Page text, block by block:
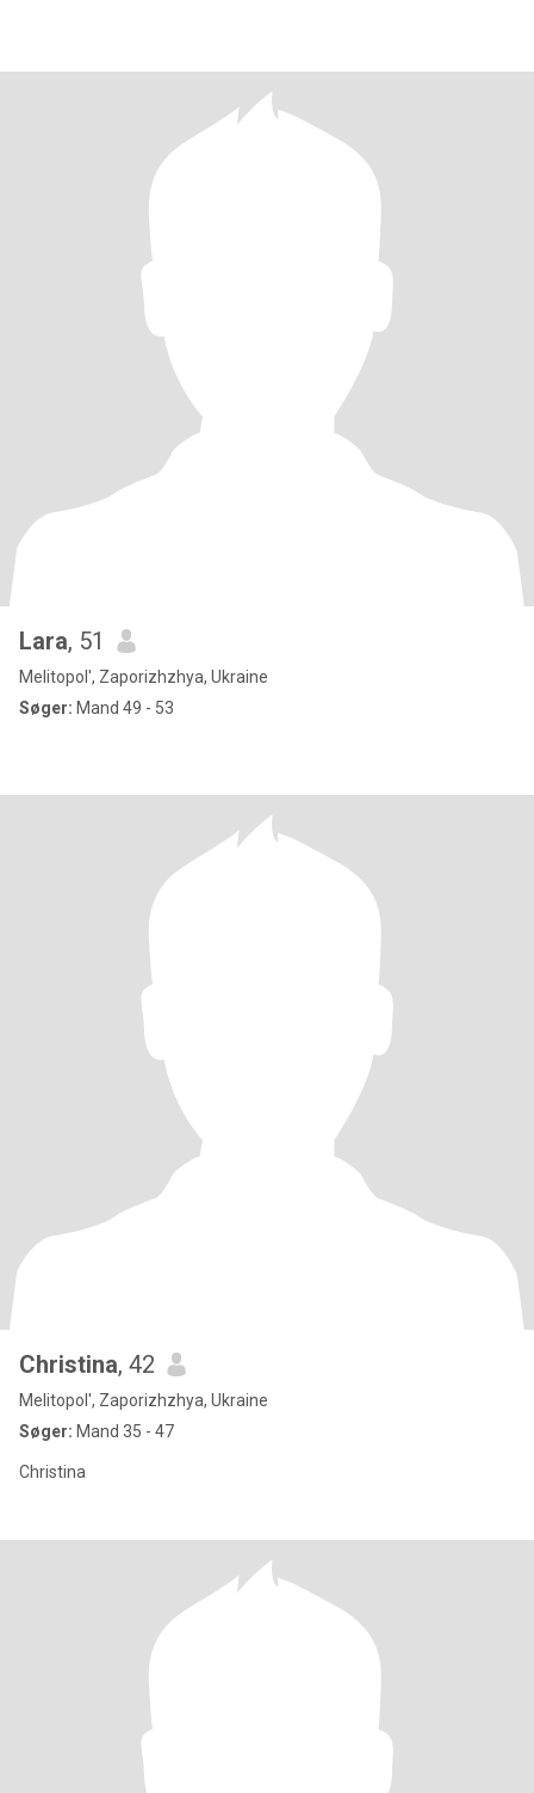
Lara, 51
Melitopol', Zaporizhzhya, Ukraine
Søger: Mand 49 - 53
Christina, 42
Melitopol', Zaporizhzhya, Ukraine
Søger: Mand 35 - 47
Christina